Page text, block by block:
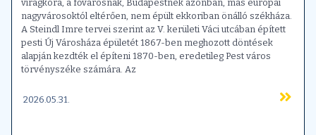
virágkora, a fővárosnak, Budapestnek azonban, más európai
nagyvárosoktól eltérően, nem épült ekkoriban önálló székháza.
A Steindl Imre tervei szerint az V. kerületi Váci utcában épített
pesti Új Városháza épületét 1867-ben meghozott döntések
alapján kezdték el építeni 1870-ben, eredetileg Pest város
törvényszéke számára. Az
2026.05.31.